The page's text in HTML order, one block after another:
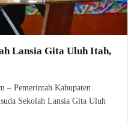
Lansia Gita Uluh Itah,
– Pemerintah Kabupaten
Sekolah Lansia Gita Uluh